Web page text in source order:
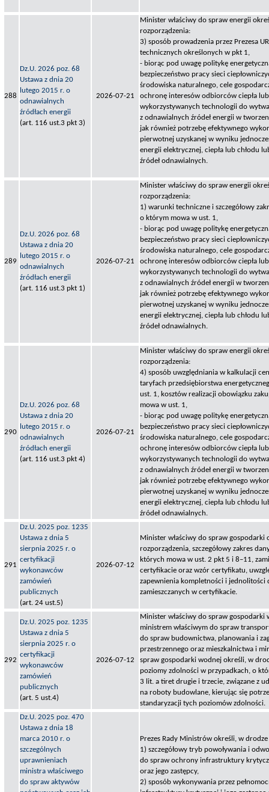
288
Dz.U. 2026 poz. 68
Ustawa z dnia 20
lutego 2015 r. o
odnawialnych
źródłach energii
(art. 116 ust.3 pkt 3)
2026-07-21
Minister właściwy do spraw energii
rozporządzenia:
3) sposób prowadzenia przez Prezesa
technicznych określonych w pkt 1,
- biorąc pod uwagę politykę
bezpieczeństwo pracy sieci
środowiska naturalnego, cele
ochronę interesów odbiorców ciepła lub
wykorzystywanych technologii do
z odnawialnych źródeł energii w
jak również potrzebę efektywnego
pierwotnej uzyskanej w wyniku
energii elektrycznej, ciepła lub chłodu
źródeł odnawialnych.
289
Dz.U. 2026 poz. 68
Ustawa z dnia 20
lutego 2015 r. o
odnawialnych
źródłach energii
(art. 116 ust.3 pkt 1)
2026-07-21
Minister właściwy do spraw energii
rozporządzenia:
1) warunki techniczne i szczegółowy
o którym mowa w ust. 1,
- biorąc pod uwagę politykę
bezpieczeństwo pracy sieci
środowiska naturalnego, cele
ochronę interesów odbiorców ciepła lub
wykorzystywanych technologii do
z odnawialnych źródeł energii w
jak również potrzebę efektywnego
pierwotnej uzyskanej w wyniku
energii elektrycznej, ciepła lub chłodu
źródeł odnawialnych.
290
Dz.U. 2026 poz. 68
Ustawa z dnia 20
lutego 2015 r. o
odnawialnych
źródłach energii
(art. 116 ust.3 pkt 4)
2026-07-21
Minister właściwy do spraw energii
rozporządzenia:
4) sposób uwzględniania w kalkulacji
taryfach przedsiębiorstwa
ust. 1, kosztów realizacji obowiązku
mowa w ust. 1,
- biorąc pod uwagę politykę
bezpieczeństwo pracy sieci
środowiska naturalnego, cele
ochronę interesów odbiorców ciepła lub
wykorzystywanych technologii do
z odnawialnych źródeł energii w
jak również potrzebę efektywnego
pierwotnej uzyskanej w wyniku
energii elektrycznej, ciepła lub chłodu
źródeł odnawialnych.
291
Dz.U. 2025 poz. 1235
Ustawa z dnia 5
sierpnia 2025 r. o
certyfikacji
wykonawców
zamówień
publicznych
(art. 24 ust.5)
2026-07-12
Minister właściwy do spraw gospodarki
rozporządzenia, szczegółowy zakres
których mowa w ust. 2 pkt 5 i 8–11,
certyfikacie oraz wzór certyfikatu,
zapewnienia kompletności i jednolitości
zamieszczanych w certyfikacie.
292
Dz.U. 2025 poz. 1235
Ustawa z dnia 5
sierpnia 2025 r. o
certyfikacji
wykonawców
zamówień
publicznych
(art. 5 ust.4)
2026-07-12
Minister właściwy do spraw gospodarki
ministrem właściwym do spraw
do spraw budownictwa, planowania i
przestrzennego oraz mieszkalnictwa i
spraw gospodarki wodnej określi, w
poziomy zdolności w przypadkach, o
3 lit. a tiret drugie i trzecie, związane z
na roboty budowlane, kierując się
standaryzacji tych poziomów zdolności.
Dz.U. 2025 poz. 470
Ustawa z dnia 18
marca 2010 r. o
szczególnych
uprawnieniach
ministra właściwego
do spraw aktywów
Prezes Rady Ministrów określi, w
1) szczegółowy tryb powoływania i
do spraw ochrony infrastruktury
oraz jego zastępcy,
2) sposób wykonywania przez